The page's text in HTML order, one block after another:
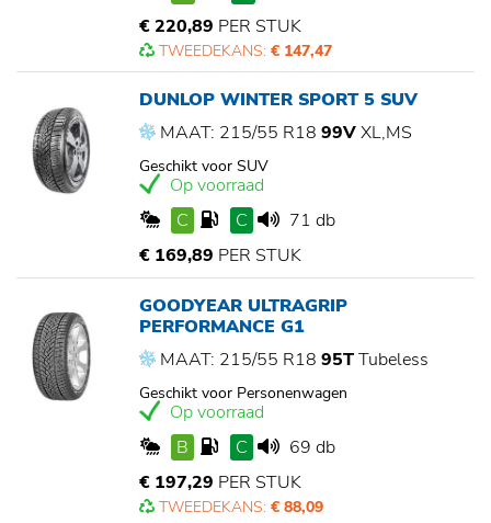
€ 220,89 PER STUK
TWEEDEKANS: € 147,47
DUNLOP WINTER SPORT 5 SUV
MAAT: 215/55 R18 99VXL,MS
Geschikt voor SUV
Op voorraad
C
C
71 db
€ 169,89 PER STUK
GOODYEAR ULTRAGRIP
PERFORMANCE G1
MAAT: 215/55 R18 95TTubeless
Geschikt voor Personenwagen
Op voorraad
B
C
69 db
€ 197,29 PER STUK
TWEEDEKANS: € 88,09